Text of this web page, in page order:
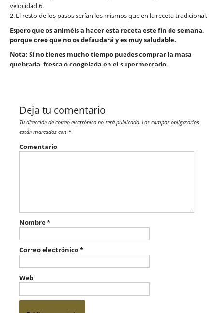
velocidad 6.
2. El resto de los pasos serían los mismos que en la receta tradicional.
Espero que os animéis a hacer esta receta este fin de semana,
porque creo que no os defaudará y es muy saludable.
Nota: Si no tienes mucho tiempo puedes comprar la masa
quebrada fresca o congelada en el supermercado.
Deja tu comentario
Tu dirección de correo electrónico no será publicada. Los campos obligatorios
están marcados con *
Comentario
Nombre*
Correo electrónico*
Web